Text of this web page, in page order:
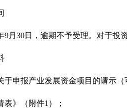
9月30日，逾期不予受理。对于投
申报产业发展资金项目的请示（
》（附件1）；